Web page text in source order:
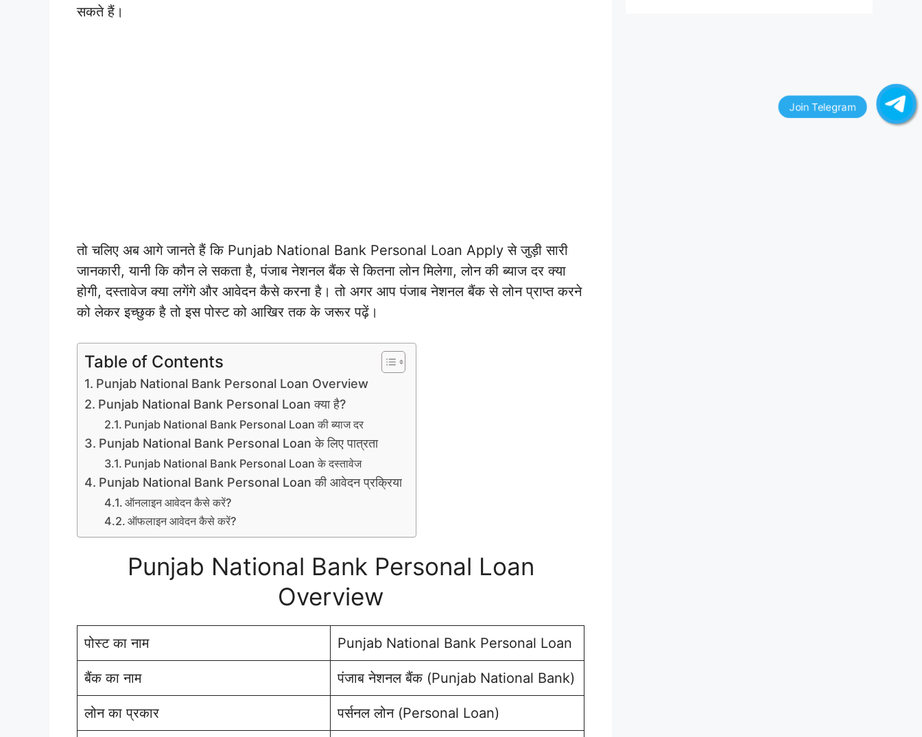
सकते हैं।
तो चलिए अब आगे जानते हैं कि Punjab National Bank Personal Loan Apply से जुड़ी सारी
जानकारी, यानी कि कौन ले सकता है, पंजाब नेशनल बैंक से कितना लोन मिलेगा, लोन की ब्याज दर क्या
होगी, दस्तावेज क्या लगेंगे और आवेदन कैसे करना है। तो अगर आप पंजाब नेशनल बैंक से लोन प्राप्त करने
को लेकर इच्छुक है तो इस पोस्ट को आखिर तक के जरूर पढ़ें।
Table of Contents
Punjab National Bank Personal Loan Overview
Punjab National Bank Personal Loan क्या है?
Punjab National Bank Personal Loan की ब्याज दर
Punjab National Bank Personal Loan के लिए पात्रता
Punjab National Bank Personal Loan के दस्तावेज
Punjab National Bank Personal Loan की आवेदन प्रक्रिया
ऑनलाइन आवेदन कैसे करें?
ऑफलाइन आवेदन कैसे करें?
Punjab National Bank Personal Loan
Overview
पोस्ट का नाम Punjab National Bank Personal Loan
बैंक का नाम पंजाब नेशनल बैंक (Punjab National Bank)
लोन का प्रकार पर्सनल लोन (Personal Loan)